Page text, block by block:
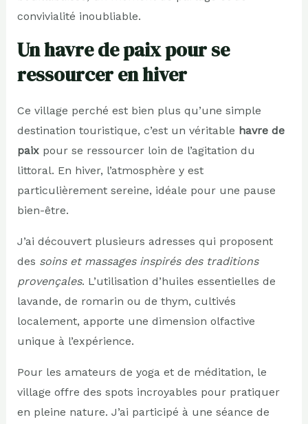
convivialité inoubliable.
Un havre de paix pour se
ressourcer en hiver
Ce village perché est bien plus qu’une simple
destination touristique, c’est un véritable havre de
paixpour se ressourcer loin de l’agitation du
littoral. En hiver, l’atmosphère y est
particulièrement sereine, idéale pour une pause
bien-être.
J’ai découvert plusieurs adresses qui proposent
des soins et massages inspirés des traditions
provençales. L’utilisation d’huiles essentielles de
lavande, de romarin ou de thym, cultivés
localement, apporte une dimension olfactive
unique à l’expérience.
Pour les amateurs de yoga et de méditation, le
village offre des spots incroyables pour pratiquer
en pleine nature. J’ai participé à une séance de